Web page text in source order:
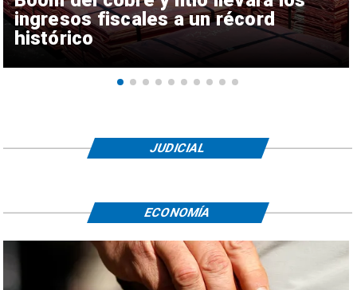
ingresos fiscales a un récord
histórico
JUDICIAL
ECONOMÍA